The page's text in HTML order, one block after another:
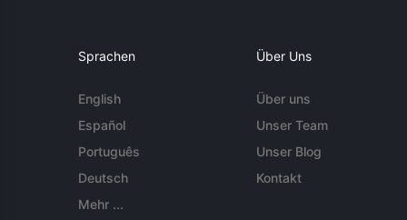
Sprachen
English
Español
Português
Deutsch
Mehr ...
Über Uns
Über uns
Unser Team
Unser Blog
Kontakt